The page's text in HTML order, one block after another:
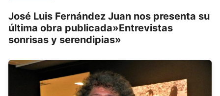
José Luis Fernández Juan nos presenta su
última obra publicada»Entrevistas
sonrisas y serendipias»